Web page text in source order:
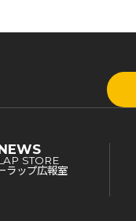
STORE
ラップ広報室